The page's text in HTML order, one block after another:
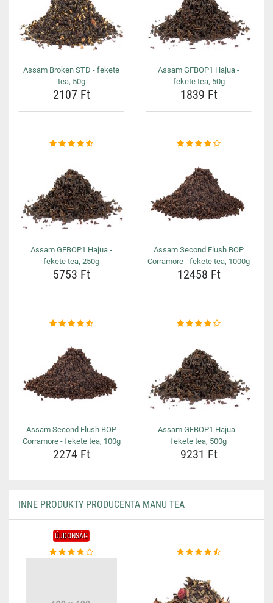
Assam Broken STD - fekete
tea, 50g
2107 Ft
Assam GFBOP1 Hajua -
fekete tea, 50g
1839 Ft
Assam GFBOP1 Hajua -
fekete tea, 250g
5753 Ft
Assam Second Flush BOP
Corramore - fekete tea, 1000g
12458 Ft
Assam Second Flush BOP
Corramore - fekete tea, 100g
2274 Ft
Assam GFBOP1 Hajua -
fekete tea, 500g
9231 Ft
INNE PRODUKTY PRODUCENTA MANU TEA
ÚJDONSÁG